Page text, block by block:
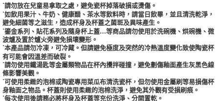
˙請勿放在兒童易拿取之處，避免瓷杯掉落破損或燙傷。
˙如飲用果汁、牛奶、健康醋、茶水等飲料時，請當日飲畢，並且清洗乾淨，
避免細菌等之滋生，造成杯身及杯蓋之菌斑及異味產生。
˙鎏金系列、貼花系列及隨身杯上蓋…等商品請勿使用於洗碗機、烘碗機、微
波爐及置於爐火旁避免損壞變形。
˙本產品請勿冷凍，可冷藏。但請避免極度及突然的冷熱溫度變化致使陶瓷杯
有可能會因溫差而破裂。
˙請勿使用鐵湯匙等金屬類物品在杯內攪拌碰撞，避免劃傷釉面產生灰黑色線
條影響美觀。
˙可使用柔緻的泡棉或陶瓷專用菜瓜布清洗瓷杯，但勿使用金屬刷等易損傷杯
身釉面之物品。杯蓋則使用柔緻的泡棉洗淨，避免其外觀有受損刷痕。
˙每次使用後請務必將杯身及杯蓋等充份洗淨、分開置乾。